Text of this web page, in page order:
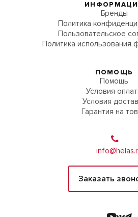
Бренды
Политика
Пользовательское
Политика использования
ПОМОЩЬ
Помощь
Условия
Условия
Гарантия на
Заказать